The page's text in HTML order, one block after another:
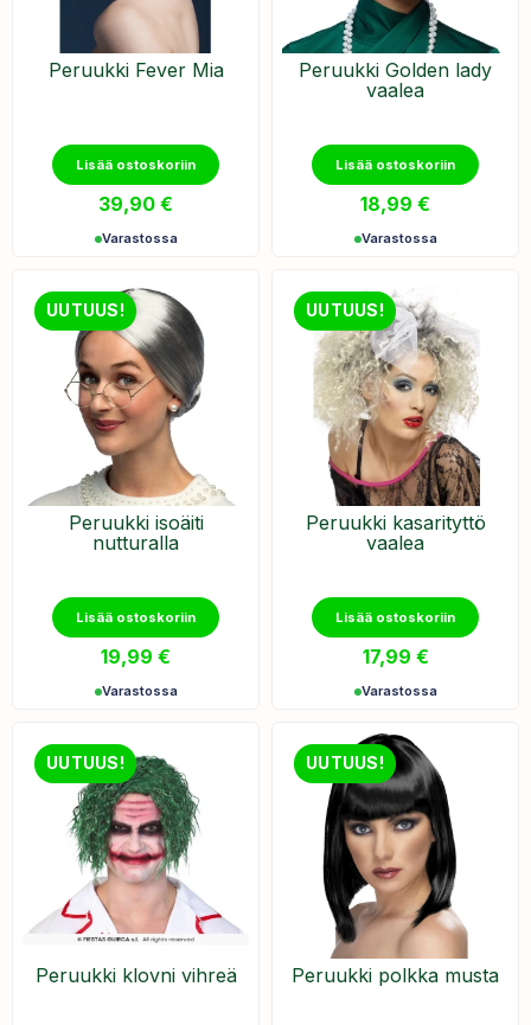
Peruukki Fever Mia
Lisää ostoskoriin
39,90 €
Varastossa
Peruukki Golden lady
vaalea
Lisää ostoskoriin
18,99 €
Varastossa
UUTUUS!
Peruukki isoäiti
nutturalla
Lisää ostoskoriin
19,99 €
Varastossa
UUTUUS!
Peruukki kasarityttö
vaalea
Lisää ostoskoriin
17,99 €
Varastossa
UUTUUS!
Peruukki klovni vihreä
UUTUUS!
Peruukki polkka musta